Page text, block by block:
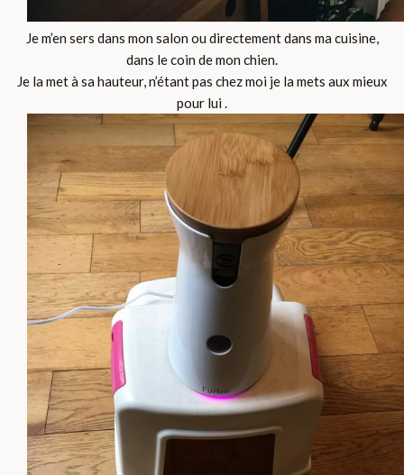
Je m’en sers dans mon salon ou directement dans ma cuisine,
dans le coin de mon chien.
Je la met à sa hauteur, n’étant pas chez moi je la mets aux mieux
pour lui .